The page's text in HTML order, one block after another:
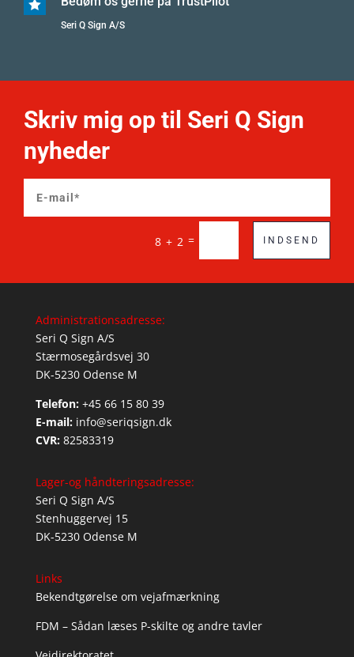

Seri Q Sign A/S
Skriv mig op til Seri Q Sign
nyheder
8 + 2 = INDSEND
Administrationsadresse:
Seri Q Sign A/S
Stærmosegårdsvej 30
DK-5230 Odense M
Telefon: +45 66 15 80 39
E-mail: info@seriqsign.dk
CVR: 82583319
Lager-og håndteringsadresse:
Seri Q Sign A/S
Stenhuggervej 15
DK-5230 Odense M
Links
Bekendtgørelse om vejafmærkning
FDM – Sådan læses P-skilte og andre tavler